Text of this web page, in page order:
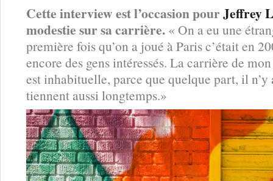
Cette interview est l’occasion pourJeffrey
modestie sur sa carrière. « On a eu une
première fois qu’on a joué à Paris c’était en
encore des gens intéressés. La carrière de
est inhabituelle, parce que quelque part, il n’y
tiennent aussi longtemps.»